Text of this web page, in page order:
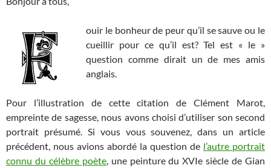
ouir le bonheur de peur qu’il se sauve ou le
cueillir pour ce qu’il est? Tel est « le »
question comme dirait un de mes amis
anglais.
Pour l’illustration de cette citation de Clément Marot,
empreinte de sagesse, nous avons choisi d’utiliser son second
portrait présumé. Si vous vous souvenez, dans un article
précédent, nous avions abordé la question de l’autre portrait
connu du célèbre poète, une peinture du XVIe siècle de Gian